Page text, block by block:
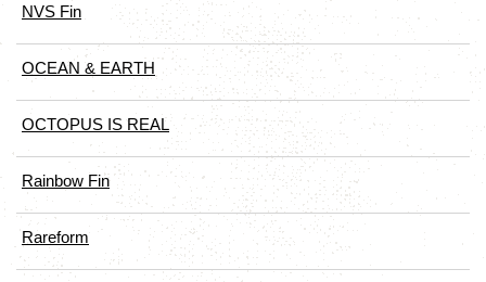
NVS Fin
OCEAN & EARTH
OCTOPUS IS REAL
Rainbow Fin
Rareform